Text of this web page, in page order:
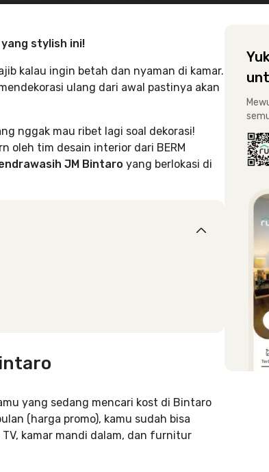
yang stylish ini!
kalau ingin betah dan nyaman di kamar.
ulang dari awal pastinya akan
nggak mau ribet lagi soal dekorasi!
oleh tim desain interior dari BERM
JM Bintaro yang berlokasi di
yang sedang mencari kost di Bintaro
(harga promo), kamu sudah bisa
kamar mandi dalam, dan furnitur